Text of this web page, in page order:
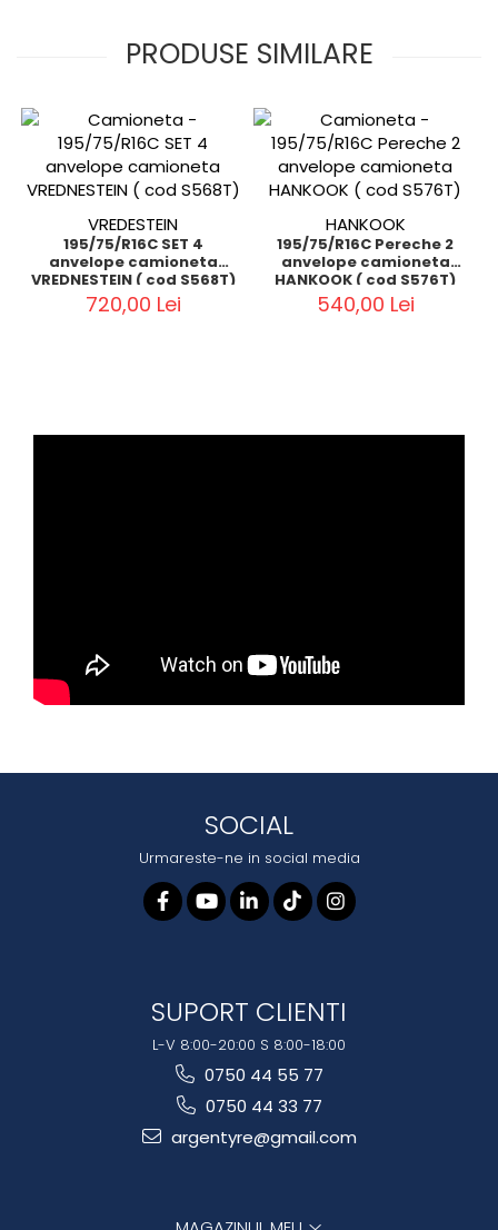
PRODUSE SIMILARE
VREDESTEIN
195/75/R16C SET 4
anvelope camioneta
VREDNESTEIN ( cod S568T)
720,00 Lei
HANKOOK
195/75/R16C Pereche 2
anvelope camioneta
HANKOOK ( cod S576T)
540,00 Lei
SOCIAL
Urmareste-ne in social media
SUPORT CLIENTI
L-V 8:00-20:00 S 8:00-18:00
0750 44 55 77
0750 44 33 77
argentyre@gmail.com